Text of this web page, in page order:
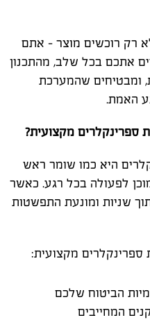
רק רוכשים מוצר - אתם
אתכם בכל שלב, מהתכנון
ומבטיחים שהמערכת
האמת.
ספרינקלרים מקצועית?
היא כמו שומר ראש
לעסק שלכם, ערני 24/7, מוכן לפעולה בכל רגע. כאשר
שניות ומונעת התפשטות
מקצועית:
הביטוח שלכם
המחייבים